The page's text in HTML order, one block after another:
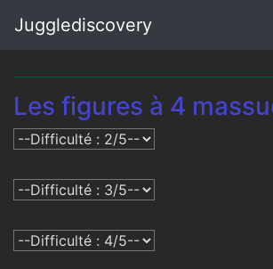
Jugglediscovery
Les figures à 4